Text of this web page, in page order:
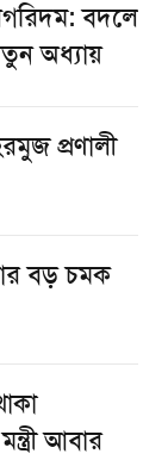
বদলে
অধ্যায়
প্রণালী
বড় চমক
আবার